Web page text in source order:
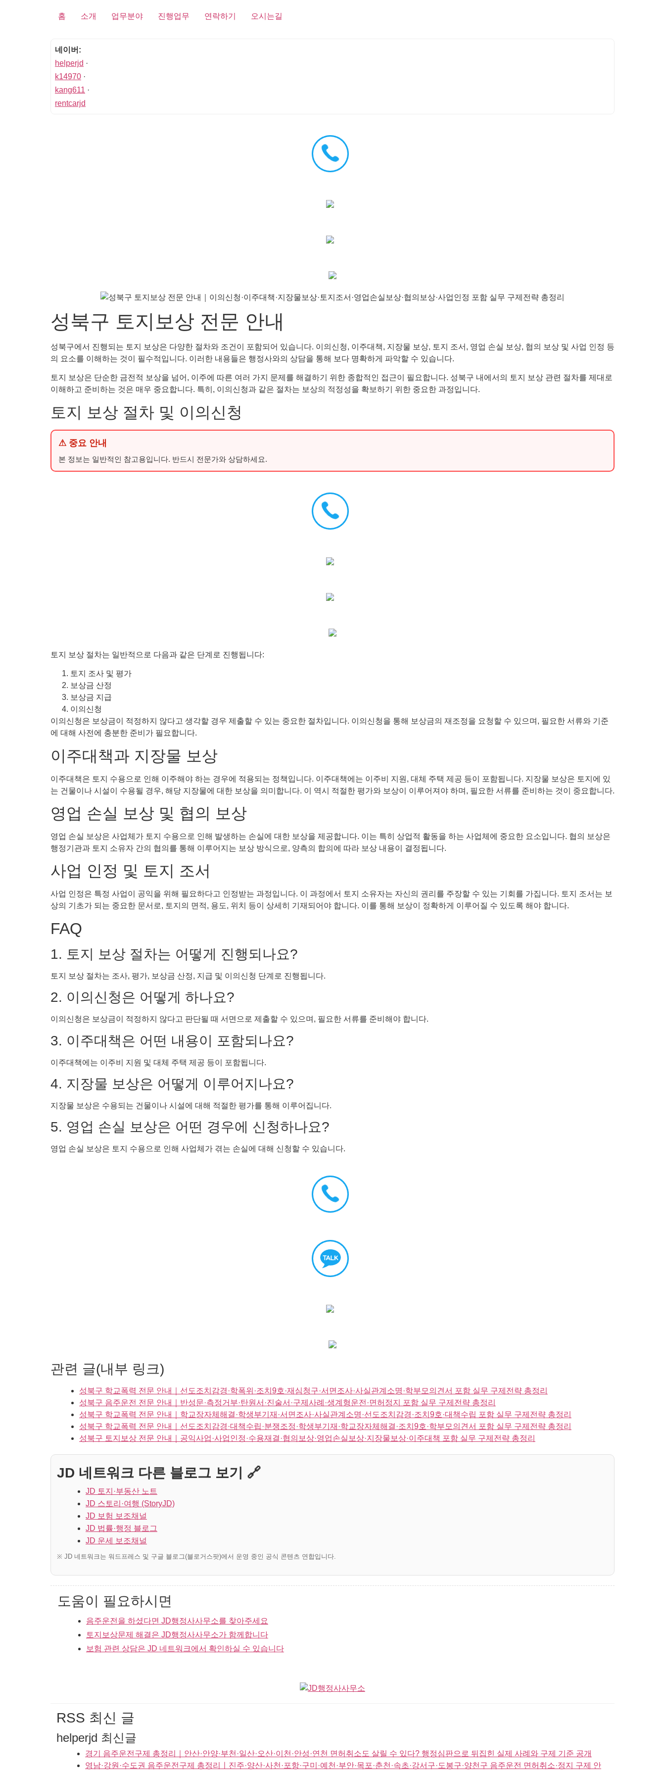
홈 소개 업무분야 진행업무 연락하기 오시는길
네이버:
helperjd ·
k14970 ·
kang611 ·
rentcarjd
성북구 토지보상 전문 안내
성북구에서 진행되는 토지 보상은 다양한 절차와 조건이 포함되어 있습니다. 이의신청, 이주대책, 지장물 보상, 토지 조서, 영업 손실 보상, 협의 보상 및 사업 인정 등
의 요소를 이해하는 것이 필수적입니다. 이러한 내용들은 행정사와의 상담을 통해 보다 명확하게 파악할 수 있습니다.
토지 보상은 단순한 금전적 보상을 넘어, 이주에 따른 여러 가지 문제를 해결하기 위한 종합적인 접근이 필요합니다. 성북구 내에서의 토지 보상 관련 절차를 제대로
이해하고 준비하는 것은 매우 중요합니다. 특히, 이의신청과 같은 절차는 보상의 적정성을 확보하기 위한 중요한 과정입니다.
토지 보상 절차 및 이의신청
⚠ 중요 안내
본 정보는 일반적인 참고용입니다. 반드시 전문가와 상담하세요.
토지 보상 절차는 일반적으로 다음과 같은 단계로 진행됩니다:
토지 조사 및 평가
보상금 산정
보상금 지급
이의신청
이의신청은 보상금이 적정하지 않다고 생각할 경우 제출할 수 있는 중요한 절차입니다. 이의신청을 통해 보상금의 재조정을 요청할 수 있으며, 필요한 서류와 기준
에 대해 사전에 충분한 준비가 필요합니다.
이주대책과 지장물 보상
이주대책은 토지 수용으로 인해 이주해야 하는 경우에 적용되는 정책입니다. 이주대책에는 이주비 지원, 대체 주택 제공 등이 포함됩니다. 지장물 보상은 토지에 있
는 건물이나 시설이 수용될 경우, 해당 지장물에 대한 보상을 의미합니다. 이 역시 적절한 평가와 보상이 이루어져야 하며, 필요한 서류를 준비하는 것이 중요합니다.
영업 손실 보상 및 협의 보상
영업 손실 보상은 사업체가 토지 수용으로 인해 발생하는 손실에 대한 보상을 제공합니다. 이는 특히 상업적 활동을 하는 사업체에 중요한 요소입니다. 협의 보상은
행정기관과 토지 소유자 간의 협의를 통해 이루어지는 보상 방식으로, 양측의 합의에 따라 보상 내용이 결정됩니다.
사업 인정 및 토지 조서
사업 인정은 특정 사업이 공익을 위해 필요하다고 인정받는 과정입니다. 이 과정에서 토지 소유자는 자신의 권리를 주장할 수 있는 기회를 가집니다. 토지 조서는 보
상의 기초가 되는 중요한 문서로, 토지의 면적, 용도, 위치 등이 상세히 기재되어야 합니다. 이를 통해 보상이 정확하게 이루어질 수 있도록 해야 합니다.
FAQ
1. 토지 보상 절차는 어떻게 진행되나요?
토지 보상 절차는 조사, 평가, 보상금 산정, 지급 및 이의신청 단계로 진행됩니다.
2. 이의신청은 어떻게 하나요?
이의신청은 보상금이 적정하지 않다고 판단될 때 서면으로 제출할 수 있으며, 필요한 서류를 준비해야 합니다.
3. 이주대책은 어떤 내용이 포함되나요?
이주대책에는 이주비 지원 및 대체 주택 제공 등이 포함됩니다.
4. 지장물 보상은 어떻게 이루어지나요?
지장물 보상은 수용되는 건물이나 시설에 대해 적절한 평가를 통해 이루어집니다.
5. 영업 손실 보상은 어떤 경우에 신청하나요?
영업 손실 보상은 토지 수용으로 인해 사업체가 겪는 손실에 대해 신청할 수 있습니다.
관련 글(내부 링크)
성북구 학교폭력 전문 안내｜선도조치감경·학폭위·조치9호·재심청구·서면조사·사실관계소명·학부모의견서 포함 실무 구제전략 총정리
성북구 음주운전 전문 안내｜반성문·측정거부·탄원서·진술서·구제사례·생계형운전·면허정지 포함 실무 구제전략 총정리
성북구 학교폭력 전문 안내｜학교장자체해결·학생부기재·서면조사·사실관계소명·선도조치감경·조치9호·대책수립 포함 실무 구제전략 총정리
성북구 학교폭력 전문 안내｜선도조치감경·대책수립·분쟁조정·학생부기재·학교장자체해결·조치9호·학부모의견서 포함 실무 구제전략 총정리
성북구 토지보상 전문 안내｜공익사업·사업인정·수용재결·협의보상·영업손실보상·지장물보상·이주대책 포함 실무 구제전략 총정리
JD 네트워크 다른 블로그 보기 🔗
JD 토지·부동산 노트
JD 스토리·여행 (StoryJD)
JD 보험 보조채널
JD 법률·행정 블로그
JD 운세 보조채널
※ JD 네트워크는 워드프레스 및 구글 블로그(블로거스팟)에서 운영 중인 공식 콘텐츠 연합입니다.
도움이 필요하시면
음주운전을 하셨다면 JD행정사사무소를 찾아주세요
토지보상문제 해결은 JD행정사사무소가 함께합니다
보험 관련 상담은 JD 네트워크에서 확인하실 수 있습니다
RSS 최신 글
helperjd 최신글
경기 음주운전구제 총정리｜안산·안양·부천·일산·오산·이천·안성·연천 면허취소도 살릴 수 있다? 행정심판으로 뒤집힌 실제 사례와 구제 기준 공개
영남·강원·수도권 음주운전구제 총정리ㅣ진주·양산·사천·포항·구미·예천·부안·목포·춘천·속초·강서구·도봉구·양천구 음주운전 면허취소·정지 구제 안